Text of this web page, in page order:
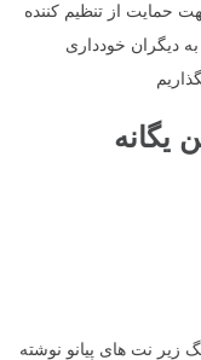
از تنظیم کننده
دیگران خودداری
یگانه
زیر نت های پیانو نوشته